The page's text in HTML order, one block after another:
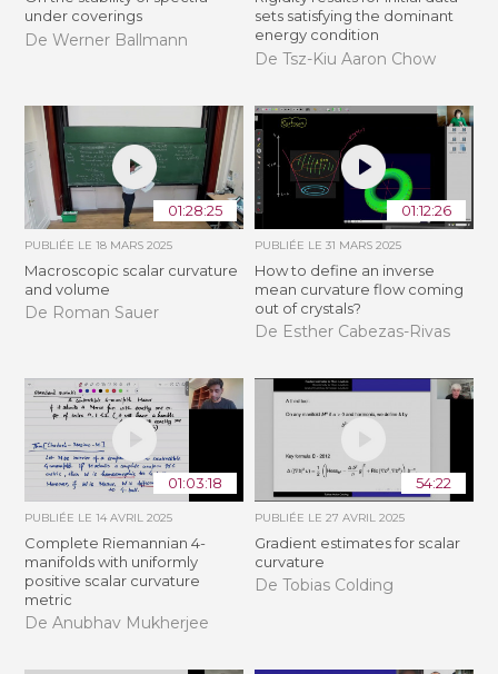
under coverings
De Werner Ballmann
sets satisfying the dominant
energy condition
De Tsz-Kiu Aaron Chow
01:28:25
PUBLIÉE LE18 MARS 2025
Macroscopic scalar curvature
and volume
De Roman Sauer
01:12:26
PUBLIÉE LE 31 MARS 2025
How to define an inverse
mean curvature flow coming
out of crystals?
De Esther Cabezas-Rivas
01:03:18
PUBLIÉE LE14 AVRIL 2025
Complete Riemannian 4-
manifolds with uniformly
positive scalar curvature
metric
De Anubhav Mukherjee
54:22
PUBLIÉE LE 27 AVRIL 2025
Gradient estimates for scalar
curvature
De Tobias Colding